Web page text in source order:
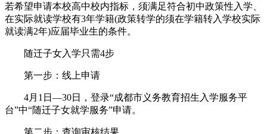
若希望申请本校高中校内指标，须满足符合初中政策性入学、
在实际就读学校有3年学籍(政策转学的须在学籍转入学校实际
就读满2年)应届毕业生的条件。
随迁子女入学只需4步
第一步：线上申请
4月1日—30日，登录“成都市义务教育招生入学服务平
台”中“随迁子女就学服务”申请。
第二步：查询审核结果